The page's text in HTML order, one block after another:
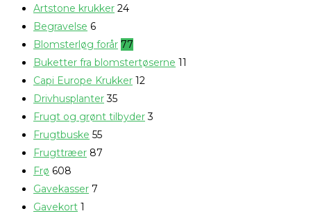
Artstone krukker 24
Begravelse 6
Blomsterløg forår 77
Buketter fra blomstertøserne 11
Capi Europe Krukker 12
Drivhusplanter 35
Frugt og grønt tilbyder 3
Frugtbuske 55
Frugttræer 87
Frø 608
Gavekasser 7
Gavekort 1